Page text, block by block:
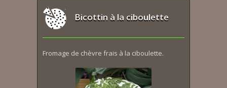
Bicottin à la ciboulette
Fromage de chèvre frais à la ciboulette.